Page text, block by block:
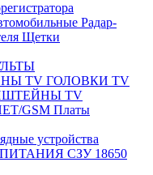
Радар-
Щетки
TV ГОЛОВКИ TV
TV
GSM Платы
устройства
СЗУ 18650